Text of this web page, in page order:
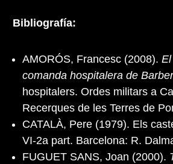
Bibliografía:
AMORÓS, Francesc (2008).
comanda hospitalera de
hospitalers. Ordes militars a
Recerques de les Terres de
CATALÀ, Pere (1979). Els
VI-2a part. Barcelona: R.
FUGUET SANS, Joan (2000).